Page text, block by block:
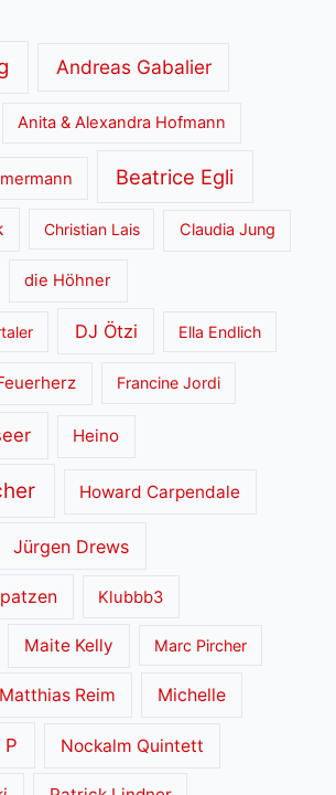
Andreas Gabalier
Anita & Alexandra Hofmann
Beatrice Egli
Christian Lais Claudia Jung
die Höhner
DJ Ötzi Ella Endlich
Francine Jordi
Heino
Howard Carpendale
Jürgen Drews
Klubbb3
Maite Kelly Marc Pircher
Matthias Reim Michelle
P Nockalm Quintett